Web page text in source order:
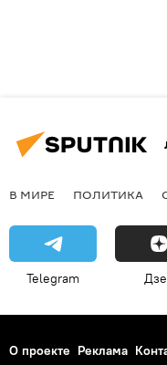
В МИРЕ ПОЛИТИКА
Telegram
О проекте Реклама